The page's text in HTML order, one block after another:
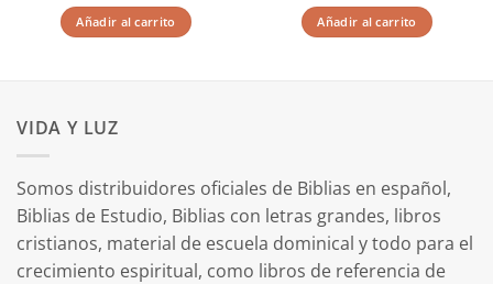
original
era:
$12.99.
actual
es:
$10.39.
Añadir al carrito Añadir al carrito
VIDA Y LUZ
Somos distribuidores oficiales de Biblias en español,
Biblias de Estudio, Biblias con letras grandes, libros
cristianos, material de escuela dominical y todo para el
crecimiento espiritual, como libros de referencia de